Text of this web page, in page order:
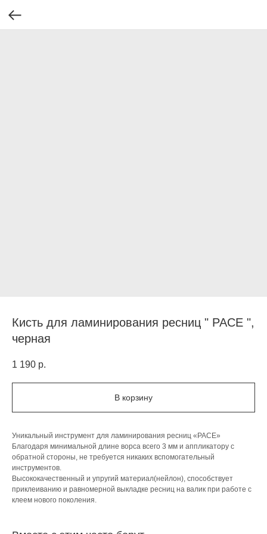
Кисть для ламинирования ресниц " PACE ",
черная
1 190 р.
В корзину
Уникальный инструмент для ламинирования ресниц «PACE»
Благодаря минимальной длине ворса всего 3 мм и аппликатору с
обратной стороны, не требуется никаких вспомогательный
инструментов.
Высококачественный и упругий материал(нейлон), способствует
приклеиванию и равномерной выкладке ресниц на валик при работе с
клеем нового поколения.